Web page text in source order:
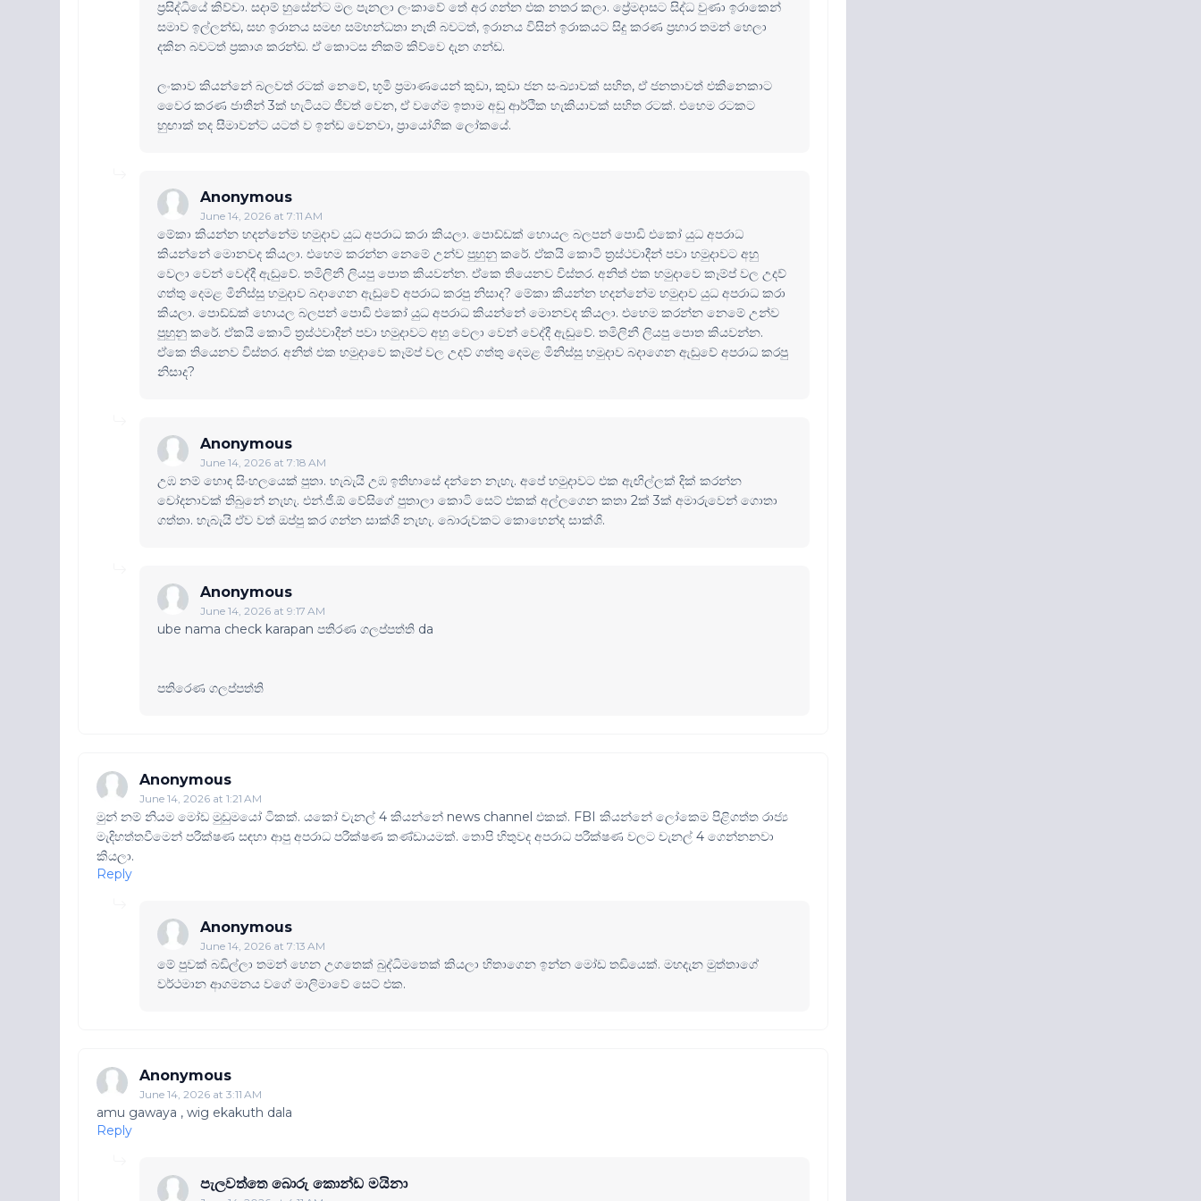
ප්‍රසිද්ධියේ කිව්වා. සදාම් හුසේන්ට මල පැනලා ලංකාවේ තේ අර ගන්න එක නතර කලා. ප්‍රේමදාසට සිද්ධ වුණා ඉරාකෙන්
සමාව ඉල්ලන්ඩ, සහ ඉරානය සමඟ සම්භන්ධතා නැති බවටත්, ඉරානය විසින් ඉරාකයට සිදු කරණ ප්‍රහාර තමන් හෙලා
දකින බවටත් ප්‍රකාශ කරන්ඩ. ඒ කොටස නිකම් කිව්වෙ දැන ගන්ඩ.
ලංකාව කියන්නේ බලවත් රටක් නෙවේ, භූමි ප්‍රමාණයෙන් කුඩා, කුඩා ජන සංඛ්‍යාවක් සහිත, ඒ ජනතාවත් එකිනෙකාට
වෛර කරණ ජාතීන් 3ක් හැටියට ජීවත් වෙන, ඒ වගේම ඉතාම අඩු ආර්ථික හැකියාවක් සහිත රටක්. එහෙම රටකට
හුඟාක් තද සීමාවන්ට යටත් ව ඉන්ඩ වෙනවා, ප්‍රායෝගික ලෝකයේ.
Anonymous
June 14, 2026 at 7:11 AM
මේකා කියන්න හදන්නේම හමුදාව යුධ අපරාධ කරා කියලා. පොඩ්ඩක් හොයල බලපන් පොඩි එකෝ යුධ අපරාධ
කියන්නේ මොනවද කියලා. එහෙම කරන්න නෙමේ උන්ව පුහුනු කරේ. ඒකයි කොටි ත්‍රස්ථවාදීන් පවා හමුදාවට අහු
වෙලා වෙන් වෙද්දී ඇඬුවේ. තමිලිනී ලියපු පොත කියවන්න. ඒකෙ තියෙනව විස්තර. අනිත් එක හමුදාවෙ කෑම්ප් වල උදව්
ගත්තු දෙමළ මිනිස්සු හමුදාව බදාගෙන ඇඬුවේ අපරාධ කරපු නිසාද? මේකා කියන්න හදන්නේම හමුදාව යුධ අපරාධ කරා
කියලා. පොඩ්ඩක් හොයල බලපන් පොඩි එකෝ යුධ අපරාධ කියන්නේ මොනවද කියලා. එහෙම කරන්න නෙමේ උන්ව
පුහුනු කරේ. ඒකයි කොටි ත්‍රස්ථවාදීන් පවා හමුදාවට අහු වෙලා වෙන් වෙද්දී ඇඬුවේ. තමිලිනී ලියපු පොත කියවන්න.
ඒකෙ තියෙනව විස්තර. අනිත් එක හමුදාවෙ කෑම්ප් වල උදව් ගත්තු දෙමළ මිනිස්සු හමුදාව බදාගෙන ඇඬුවේ අපරාධ කරපු
නිසාද?
Anonymous
June 14, 2026 at 7:18 AM
උඹ නම් හොඳ සිංහලයෙක් පුතා. හැබැයි උඹ ඉතිහාසේ දන්නෙ නැහැ. අපේ හමුදාවට එක ඇඟිල්ලක් දික් කරන්න
චෝදනාවක් තිබුනේ නැහැ. එන්.ජී.ඕ වේසිගේ පුතාලා කොටි සෙට් එකක් අල්ලගෙන කතා 2ක් 3ක් අමාරුවෙන් ගොතා
ගත්තා. හැබැයි ඒව වත් ඔප්පු කර ගන්න සාක්ශි නැහැ. බොරුවකට කොහෙන්ද සාක්ශි.
Anonymous
June 14, 2026 at 9:17 AM
ube nama check karapan පතිරණ ගලප්පත්ති da
පතිරෙණ ගලප්පත්ති
Anonymous
June 14, 2026 at 1:21 AM
මුන් නම් නියම මෝඩ මුඩුමයෝ ටිකක්. යකෝ චැනල් 4 කියන්නේ news channel එකක්. FBI කියන්නේ ලෝකෙම පිළිගත්ත රාජ්‍ය
මැදිහත්තවීමෙන් පරීක්ෂණ සඳහා ආපු අපරාධ පරීක්ෂණ කණ්ඩායමක්. තොපි හිතුවද අපරාධ පරීක්ෂණ වලට චැනල් 4 ගෙන්නනවා
කියලා.
Reply
Anonymous
June 14, 2026 at 7:13 AM
මේ පුවක් බඩිල්ලා තමන් හෙන උගතෙක් බුද්ධිමතෙක් කියලා හිතාගෙන ඉන්න මෝඩ තඩියෙක්. මහදැන මුත්තාගේ
වර්ථමාන ආගමනය වගේ මාලිමාවේ සෙට් එක.
Anonymous
June 14, 2026 at 3:11 AM
amu gawaya , wig ekakuth dala
Reply
පැලවත්තෙ බොරු කොන්ඩ මයිනා